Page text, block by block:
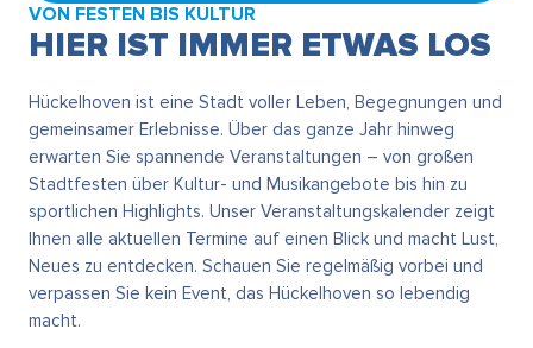
VON FESTEN BIS KULTUR
HIER IST IMMER ETWAS LOS
Hückelhoven ist eine Stadt voller Leben, Begegnungen und
gemeinsamer Erlebnisse. Über das ganze Jahr hinweg
erwarten Sie spannende Veranstaltungen – von großen
Stadtfesten über Kultur- und Musikangebote bis hin zu
sportlichen Highlights. Unser Veranstaltungskalender zeigt
Ihnen alle aktuellen Termine auf einen Blick und macht Lust,
Neues zu entdecken. Schauen Sie regelmäßig vorbei und
verpassen Sie kein Event, das Hückelhoven so lebendig
macht.